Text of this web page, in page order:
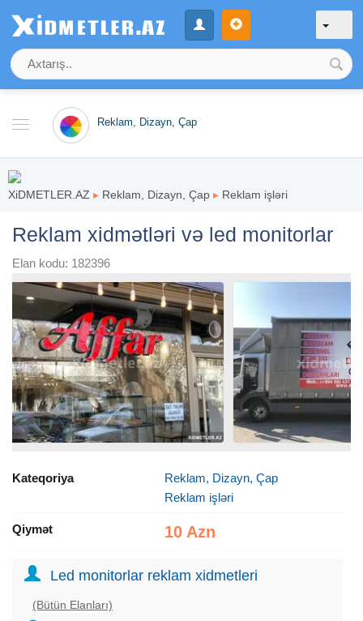
Reklam, Dizayn, Çap
XiDMETLER.AZ ▸ Reklam, Dizayn, Çap ▸ Reklam işləri
Reklam xidmətləri və led monitorlar
Elan kodu: 182396
Kateqoriya
Reklam, Dizayn, Çap
Reklam işləri
Qiymət 10 Azn
Led monitorlar reklam xidmetleri
(Bütün Elanları)